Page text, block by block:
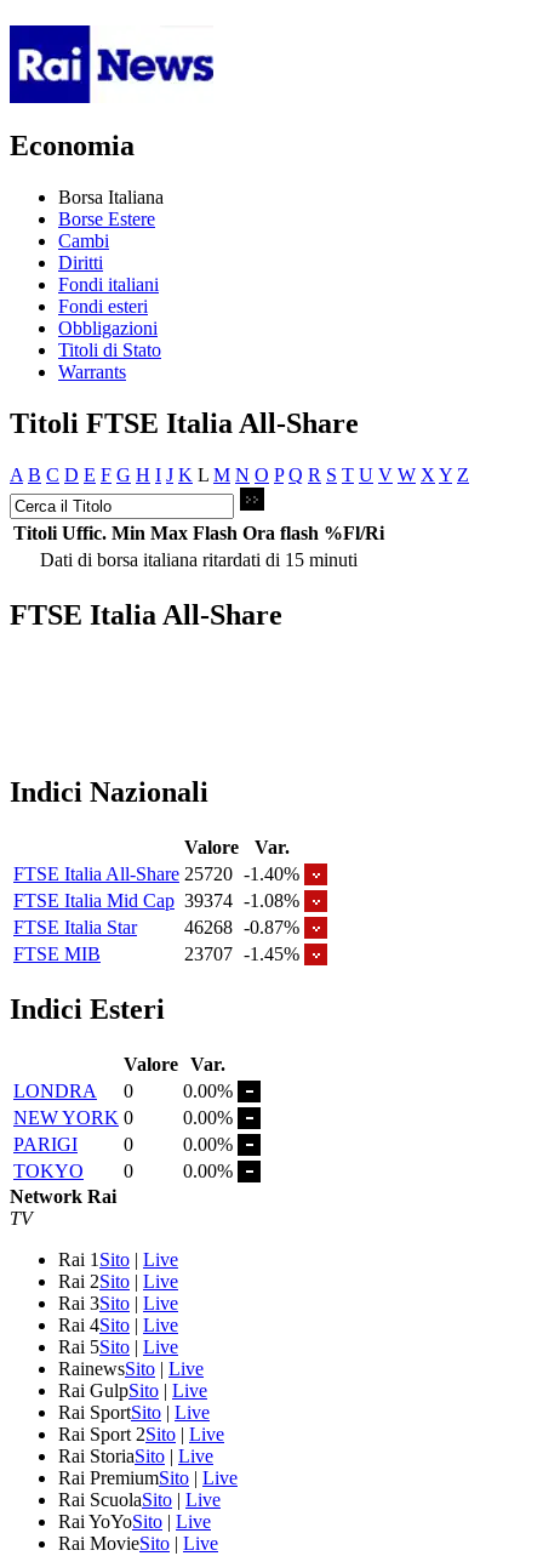
Economia
Borsa Italiana
Borse Estere
Cambi
Diritti
Fondi italiani
Fondi esteri
Obbligazioni
Titoli di Stato
Warrants
Titoli FTSE Italia All-Share
A B C D E F G H I J K L M N O P Q R S T U V W X Y Z
Titoli Uffic. Min Max Flash Ora flash %Fl/Ri
Dati di borsa italiana ritardati di 15 minuti
FTSE Italia All-Share
Indici Nazionali
Valore
Var.
FTSE Italia All-Share 25720 -1.40%
FTSE Italia Mid Cap 39374 -1.08%
FTSE Italia Star
46268 -0.87%
FTSE MIB
23707 -1.45%
Indici Esteri
Valore Var.
LONDRA
0
0.00%
NEW YORK 0
0.00%
PARIGI
0
0.00%
TOKYO
0
0.00%
Network Rai
TV
Rai 1 Sito | Live
Rai 2Sito | Live
Rai 3Sito | Live
Rai 4Sito | Live
Rai 5Sito | Live
RainewsSito | Live
Rai GulpSito | Live
Rai SportSito | Live
Rai Sport 2Sito | Live
Rai StoriaSito | Live
Rai PremiumSito | Live
Rai ScuolaSito | Live
Rai YoYoSito | Live
Rai MovieSito | Live